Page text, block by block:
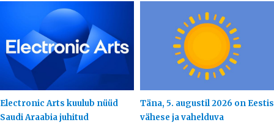
Electronic Arts kuulub nüüd
Saudi Araabia juhitud
Täna, 5. augustil 2026 on Eestis
vähese ja vahelduva